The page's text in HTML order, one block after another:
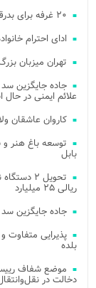
۲۰ غرفه برای بدرقه زائران آقای شهید ایران در مسیر طریق الرضا برپا شد
ادای احترام
تهران میزبان
جاده جایگزین
علائم ایمنی در
کاروان عاشقان ولایت با ۲ دستگاه اتوبوس از
بابل
تحویل ۲
ریالی ۲۵ میلیارد
جاده جایگزین
بلده
موضع شفاف رییس
دخالت در